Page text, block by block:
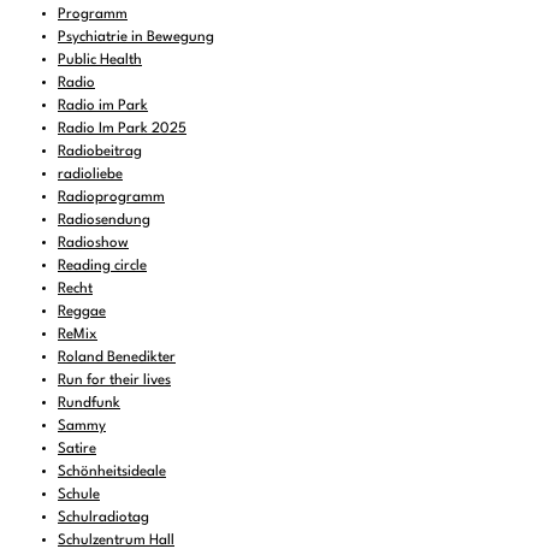
Programm
Psychiatrie in Bewegung
Public Health
Radio
Radio im Park
Radio Im Park 2025
Radiobeitrag
radioliebe
Radioprogramm
Radiosendung
Radioshow
Reading circle
Recht
Reggae
ReMix
Roland Benedikter
Run for their lives
Rundfunk
Sammy
Satire
Schönheitsideale
Schule
Schulradiotag
Schulzentrum Hall